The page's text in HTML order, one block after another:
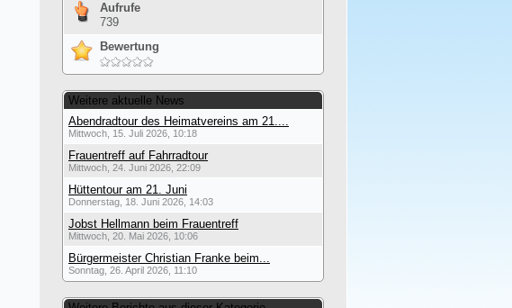
Aufrufe
739
Bewertung
Weitere aktuelle News
Abendradtour des Heimatvereins am 21....
Mittwoch, 15. Juli 2026, 10:18
Frauentreff auf Fahrradtour
Mittwoch, 24. Juni 2026, 22:09
Hüttentour am 21. Juni
Donnerstag, 18. Juni 2026, 14:03
Jobst Hellmann beim Frauentreff
Mittwoch, 20. Mai 2026, 10:06
Bürgermeister Christian Franke beim...
Sonntag, 26. April 2026, 11:10